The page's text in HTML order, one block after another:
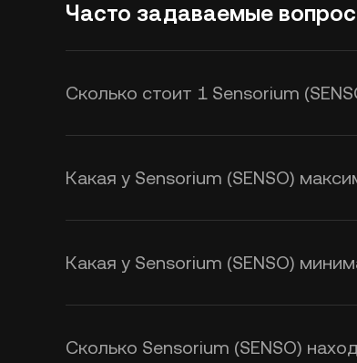
Часто задаваемые
Сколько стоит 1 Sensorium
KuCoin предоставляет в
USD для Sensorium
обменный курс SENSO к
Какая у Sensorium (SENSO)
Какая у Sensorium (SENSO)
Сколько Sensorium (SENSO)